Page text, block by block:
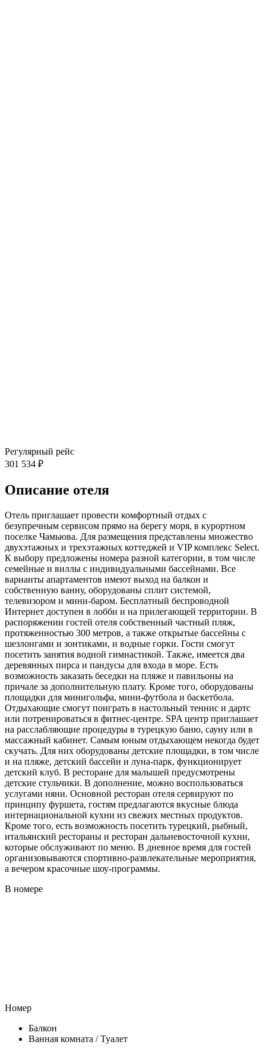
Регулярный рейс
301 534 ₽
Описание отеля
Отель приглашает провести комфортный отдых с
безупречным сервисом прямо на берегу моря, в курортном
поселке Чамьюва. Для размещения представлены множество
двухэтажных и трехэтажных коттеджей и VIP комплекс Select.
К выбору предложены номера разной категории, в том числе
семейные и виллы с индивидуальными бассейнами. Все
варианты апартаментов имеют выход на балкон и
собственную ванну, оборудованы сплит системой,
телевизором и мини-баром. Бесплатный беспроводной
Интернет доступен в лобби и на прилегающей территории. В
распоряжении гостей отеля собственный частный пляж,
протяженностью 300 метров, а также открытые бассейны с
шезлонгами и зонтиками, и водные горки. Гости смогут
посетить занятия водной гимнастикой. Также, имеется два
деревянных пирса и пандусы для входа в море. Есть
возможность заказать беседки на пляже и павильоны на
причале за дополнительную плату. Кроме того, оборудованы
площадки для минигольфа, мини-футбола и баскетбола.
Отдыхающие смогут поиграть в настольный теннис и дартс
или потренироваться в фитнес-центре. SPA центр приглашает
на расслабляющие процедуры в турецкую баню, сауну или в
массажный кабинет. Самым юным отдыхающем некогда будет
скучать. Для них оборудованы детские площадки, в том числе
и на пляже, детский бассейн и луна-парк, функционирует
детский клуб. В ресторане для малышей предусмотрены
детские стульчики. В дополнение, можно воспользоваться
услугами няни. Основной ресторан отеля сервируют по
принципу фуршета, гостям предлагаются вкусные блюда
интернациональной кухни из свежих местных продуктов.
Кроме того, есть возможность посетить турецкий, рыбный,
итальянский рестораны и ресторан дальневосточной кухни,
которые обслуживают по меню. В дневное время для гостей
организовываются спортивно-развлекательные мероприятия,
а вечером красочные шоу-программы.
В номере
Номер
Балкон
Ванная комната / Туалет